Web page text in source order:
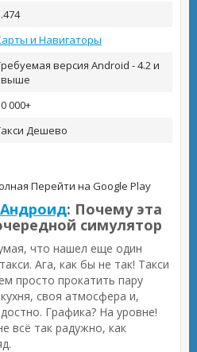
и Навигаторы
версия Android - 4.2 и
выше
000+
Дешево
Перейти на Google Play
: Почему эта
симулятор
что нашел еще один
Ага, как бы не так! Такси
просто прокатить пару
своя атмосфера и,
Графика? На уровне!
всё так радужно, как